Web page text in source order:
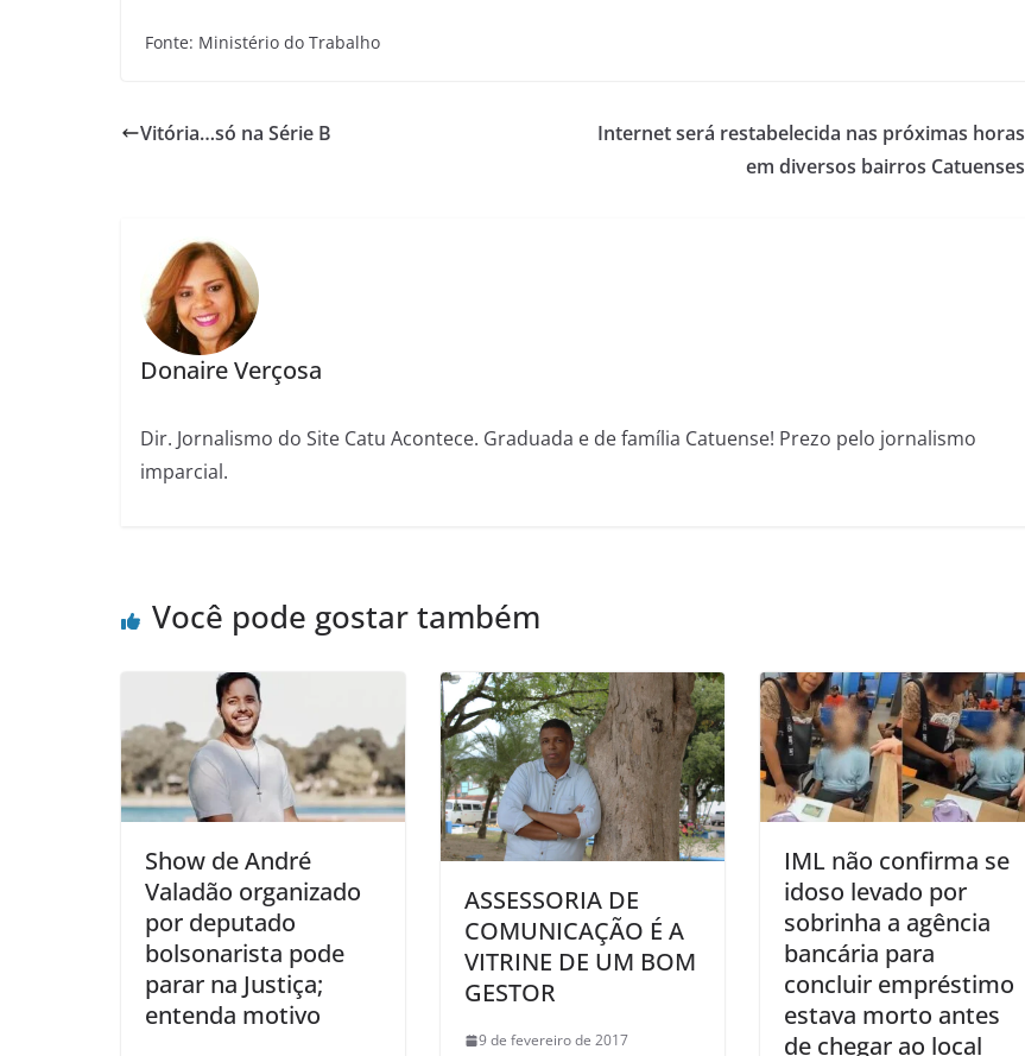
Fonte: Ministério do Trabalho
Vitória…só na Série B
Internet será restabelecida nas próximas horas
em diversos bairros Catuenses
Donaire Verçosa
Dir. Jornalismo do Site Catu Acontece. Graduada e de família Catuense! Prezo pelo jornalismo
imparcial.
Você pode gostar também
Show de André
Valadão organizado
por deputado
bolsonarista pode
parar na Justiça;
entenda motivo
ASSESSORIA DE
COMUNICAÇÃO É A
VITRINE DE UM BOM
GESTOR
9 de fevereiro de 2017
IML não confirma se
idoso levado por
sobrinha a agência
bancária para
concluir empréstimo
estava morto antes
de chegar ao local